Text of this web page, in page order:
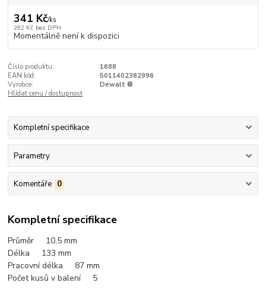
341 Kč/ks
282 Kč bez DPH
Momentálně není k dispozici
Číslo produktu:
1688
EAN kód:
5011402382996
Výrobce:
Dewalt ®
Hlídat cenu / dostupnost
Kompletní specifikace
Parametry
Komentáře 0
Kompletní specifikace
Průměr 10,5 mm
Délka 133 mm
Pracovní délka 87 mm
Počet kusů v balení 5